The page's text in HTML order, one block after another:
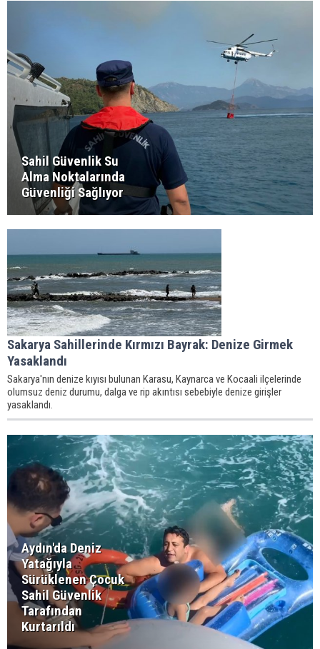
Sahil Güvenlik Su
Alma Noktalarında
Güvenliği Sağlıyor
Sakarya Sahillerinde Kırmızı Bayrak: Denize Girmek
Yasaklandı
Sakarya'nın denize kıyısı bulunan Karasu, Kaynarca ve Kocaali ilçelerinde
olumsuz deniz durumu, dalga ve rip akıntısı sebebiyle denize girişler
yasaklandı.
Aydın'da Deniz
Yatağıyla
Sürüklenen Çocuk
Sahil Güvenlik
Tarafından
Kurtarıldı